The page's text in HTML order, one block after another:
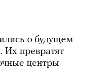
о будущем
Их превратят
центры